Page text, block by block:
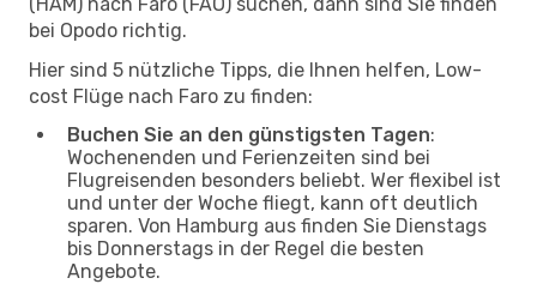
bei Opodo richtig.
Hier sind 5 nützliche Tipps, die Ihnen helfen, Low-
cost Flüge nach Faro zu finden:
Buchen Sie an den günstigsten Tagen:
Wochenenden und Ferienzeiten sind bei
Flugreisenden besonders beliebt. Wer flexibel ist
und unter der Woche fliegt, kann oft deutlich
sparen. Von Hamburg aus finden Sie Dienstags
bis Donnerstags in der Regel die besten
Angebote.